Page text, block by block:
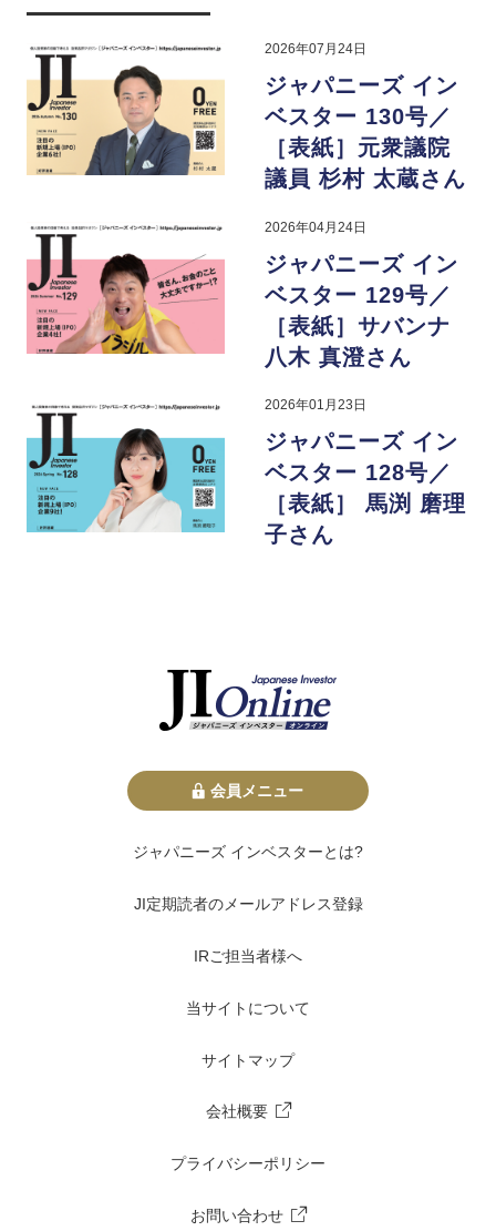
2026年07月24日
ジャパニーズ イン
ベスター 130号／
［表紙］元衆議院
議員 杉村 太蔵さん
2026年04月24日
ジャパニーズ イン
ベスター 129号／
［表紙］サバンナ
八木 真澄さん
2026年01月23日
ジャパニーズ イン
ベスター 128号／
［表紙］ 馬渕 磨理
子さん
会員メニュー
ジャパニーズ インベスターとは?
JI定期読者のメールアドレス登録
IRご担当者様へ
当サイトについて
サイトマップ
会社概要
プライバシーポリシー
お問い合わせ